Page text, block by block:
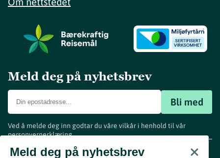
Meld deg på nyhetsbrev
Bli med
Ved å melde deg inn godtar du våre vilkår i henhold til vår
personvernerklæring.
Meld deg på nyhetsbrev
www.visitvestfold.com